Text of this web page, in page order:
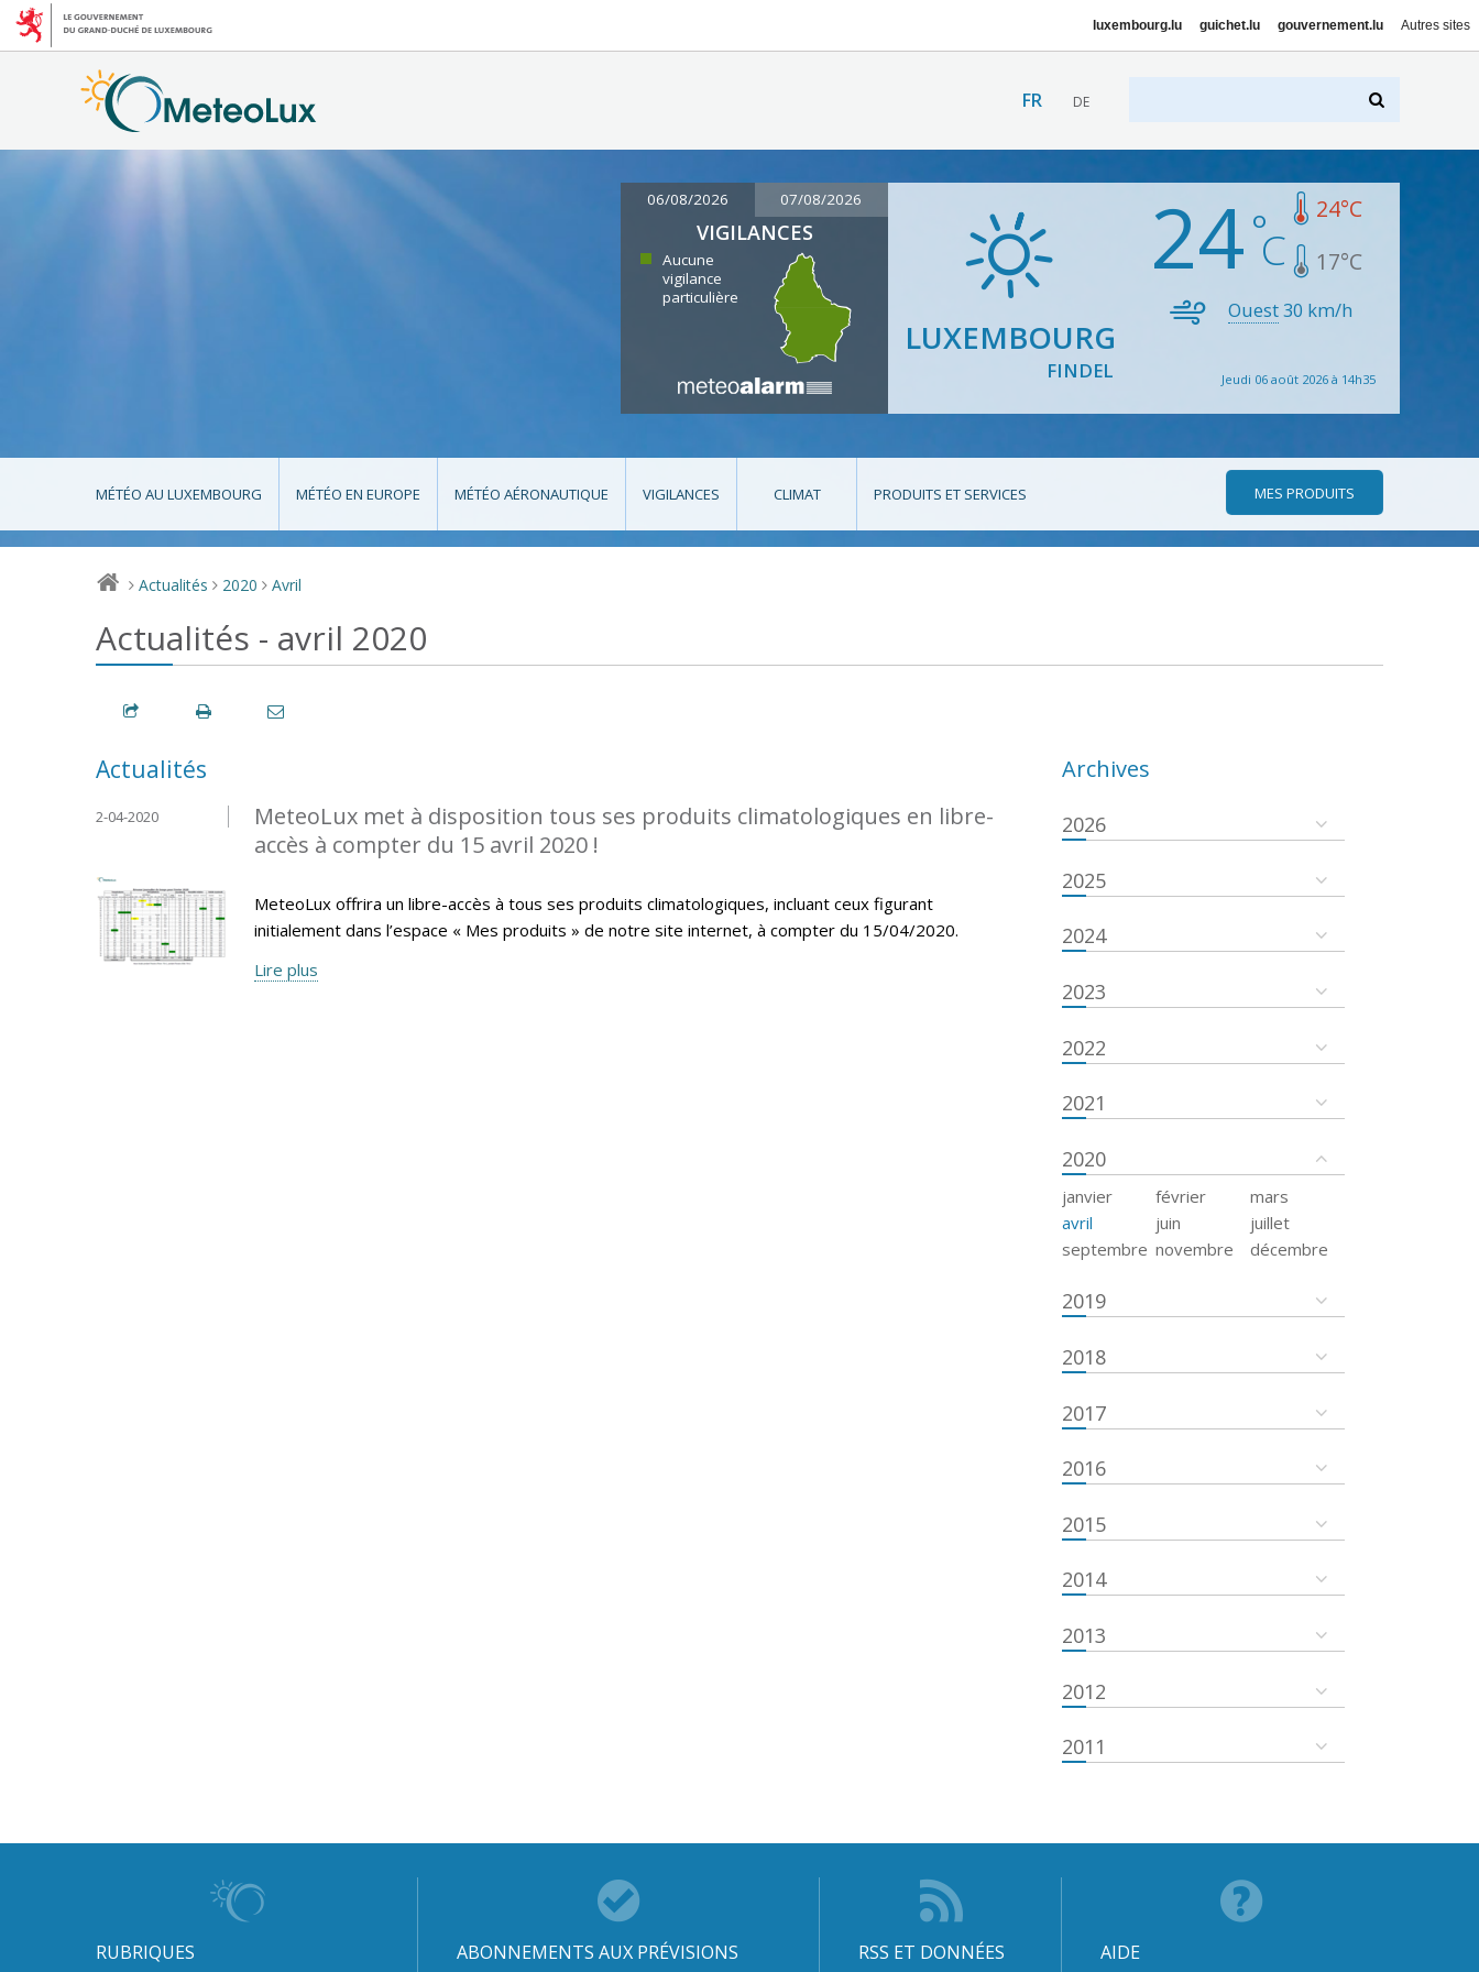
luxembourg.lu guichet.lu gouvernement.lu Autres sites
FR DE
06/08/2026 07/08/2026
VIGILANCES
Aucune
vigilance
particulière
LUXEMBOURG
FINDEL
24 24°C
17°C
Ouest30 km/h
Jeudi 06 août 2026 à 14h35
MÉTÉO AU LUXEMBOURG MÉTÉO EN EUROPE MÉTÉO AÉRONAUTIQUE VIGILANCES CLIMAT PRODUITS ET SERVICES MES PRODUITS
> Actualités > 2020 > Avril
Actualités - avril 2020
Actualités
MeteoLux met à disposition tous ses produits climatologiques en libre-
accès à compter du 15 avril 2020 !
2-04-2020
MeteoLux offrira un libre-accès à tous ses produits climatologiques, incluant ceux figurant
initialement dans l’espace « Mes produits » de notre site internet, à compter du 15/04/2020.
Lire plus
Archives
2026
2025
2024
2023
2022
2021
2020
janvier février
mars
avril
juin
juillet
septembre novembre décembre
2019
2018
2017
2016
2015
2014
2013
2012
2011
RUBRIQUES ABONNEMENTS AUX PRÉVISIONS RSS ET DONNÉES AIDE